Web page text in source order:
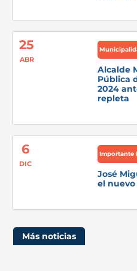
25
ABR
Alcalde
Pública
2024
repleta
6
DIC
Importante
José
el
Más noticias